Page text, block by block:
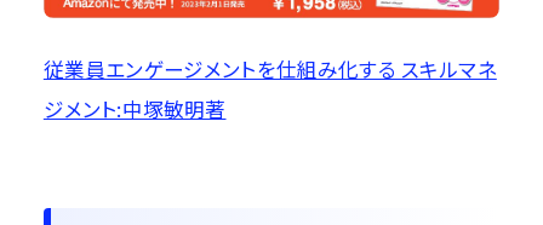
従業員エンゲージメントを仕組み化する スキルマネ
ジメント:中塚敏明著